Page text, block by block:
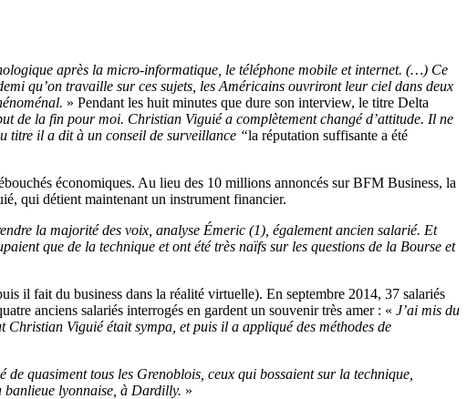
après la micro-informatique, le téléphone mobile et internet. (…) Ce
qu’on travaille sur ces sujets, les Américains ouvriront leur ciel dans deux
» Pendant les huit minutes que dure son interview, le titre Delta
de la fin pour moi. Christian Viguié a complètement changé d’attitude. Il ne
titre il a dit à un conseil de surveillance “la réputation suffisante a été
économiques. Au lieu des 10 millions annoncés sur BFM Business, la
qui détient maintenant un instrument financier.
la majorité des voix, analyse Émeric (1), également ancien salarié. Et
que de la technique et ont été très naïfs sur les questions de la Bourse et
il fait du business dans la réalité virtuelle). En septembre 2014, 37 salariés
anciens salariés interrogés en gardent un souvenir très amer : « J’ai mis du
Christian Viguié était sympa, et puis il a appliqué des méthodes de
de quasiment tous les Grenoblois, ceux qui bossaient sur la technique,
banlieue lyonnaise, à Dardilly. »